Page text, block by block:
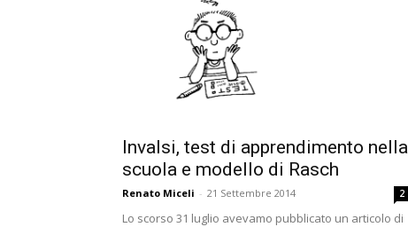
Invalsi, test di apprendimento nella
scuola e modello di Rasch
Renato Miceli - 21 Settembre 2014 2
Lo scorso 31 luglio avevamo pubblicato un articolo di